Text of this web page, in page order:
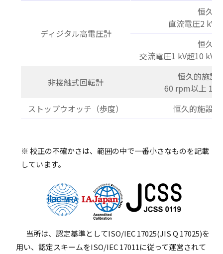
ディジタル高電圧計
恒久
直流電圧2 kV
恒久
交流電圧1 kV超10 kV
非接触式回転計
恒久的施設
60 rpm以上
ストップウオッチ（歩度）
恒久的施設
※ 校正の不確かさは、範囲の中で一番小さなものを記載
しています。
当所は、認定基準としてISO/IEC 17025(JIS Q 17025)を
用い、認定スキームをISO/IEC 17011に従って運営されて